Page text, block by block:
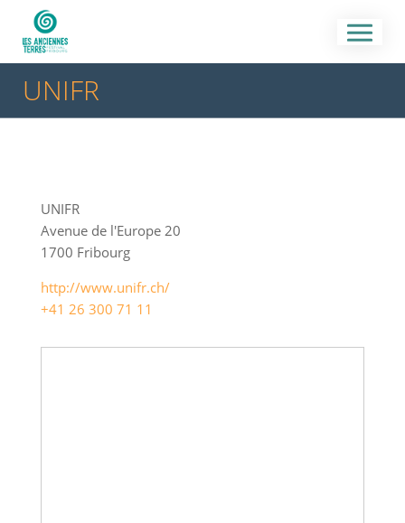
UNIFR
UNIFR
Avenue de l'Europe 20
1700 Fribourg
http://www.unifr.ch/
+41 26 300 71 11